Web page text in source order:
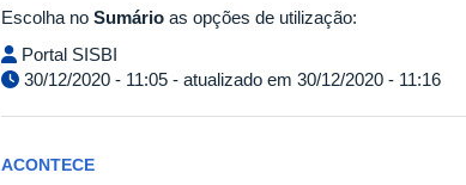
Escolha no Sumário as opções de utilização:
Portal SISBI
30/12/2020 - 11:05 - atualizado em 30/12/2020 - 11:16
ACONTECE